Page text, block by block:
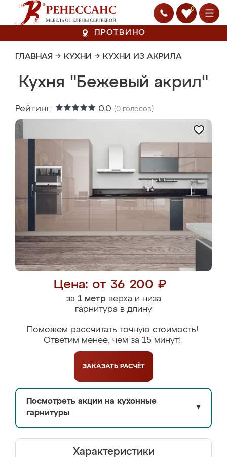
0
ПРОТВИНО
ГЛАВНАЯ → КУХНИ → КУХНИ ИЗ АКРИЛА
Кухня "Бежевый акрил"
Рейтинг: 0.0 (0 голосов)
Цена: от 36 200 ₽
за 1 метрверха и низа
гарнитура в длину
Поможем рассчитать точную стоимость!
Ответим менее, чем за 15 минут!
ЗАКАЗАТЬ РАСЧЁТ
Посмотреть акции на кухонные
гарнитуры
▼
Характеристики